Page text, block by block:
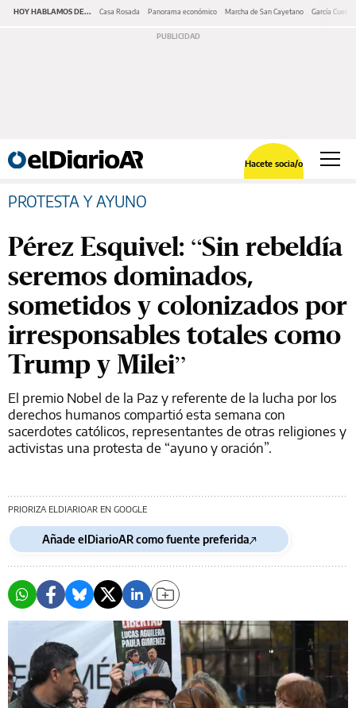
HOY HABLAMOS DE... Casa Rosada Panorama económico Marcha de San Cayetano García Cuerva
Hacete socia/o
PROTESTA Y AYUNO
Pérez Esquivel: “Sin rebeldía
seremos dominados,
sometidos y colonizados por
irresponsables totales como
Trump y Milei”
El premio Nobel de la Paz y referente de la lucha por los
derechos humanos compartió esta semana con
sacerdotes católicos, representantes de otras religiones y
activistas una protesta de “ayuno y oración”.
PRIORIZA ELDIARIOAR EN GOOGLE
Añade elDiarioAR como fuente preferida